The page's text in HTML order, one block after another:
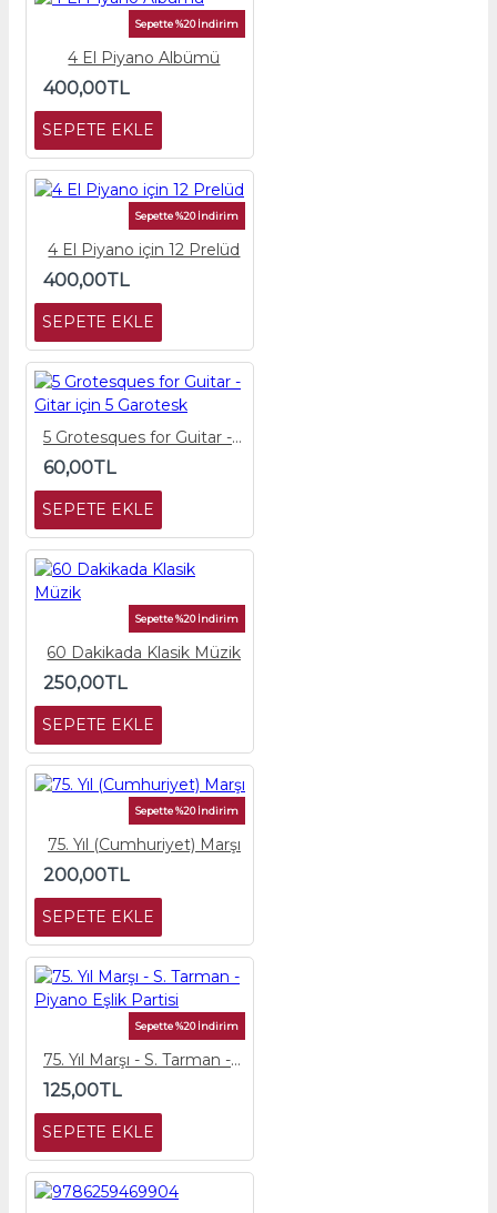
Sepette %20 İndirim
4 El Piyano Albümü
400,00TL
SEPETE EKLE
Sepette %20 İndirim
4 El Piyano için 12 Prelüd
400,00TL
SEPETE EKLE
5 Grotesques for Guitar - Gitar için 5 Garotesk
60,00TL
SEPETE EKLE
Sepette %20 İndirim
60 Dakikada Klasik Müzik
250,00TL
SEPETE EKLE
Sepette %20 İndirim
75. Yıl (Cumhuriyet) Marşı
200,00TL
SEPETE EKLE
Sepette %20 İndirim
75. Yıl Marşı - S. Tarman - Piyano Eşlik Partisi
125,00TL
SEPETE EKLE